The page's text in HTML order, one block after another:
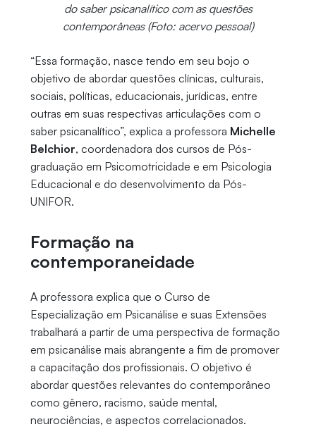
do saber psicanalítico com as questões
contemporâneas (Foto: acervo pessoal)
“Essa formação, nasce tendo em seu bojo o
objetivo de abordar questões clínicas, culturais,
sociais, políticas, educacionais, jurídicas, entre
outras em suas respectivas articulações com o
saber psicanalítico”, explica a professora Michelle
Belchior, coordenadora dos cursos de Pós-
graduação em Psicomotricidade e em Psicologia
Educacional e do desenvolvimento da Pós-
UNIFOR.
Formação na
contemporaneidade
A professora explica que o Curso de
Especialização em Psicanálise e suas Extensões
trabalhará a partir de uma perspectiva de formação
em psicanálise mais abrangente a fim de promover
a capacitação dos profissionais. O objetivo é
abordar questões relevantes do contemporâneo
como gênero, racismo, saúde mental,
neurociências, e aspectos correlacionados.